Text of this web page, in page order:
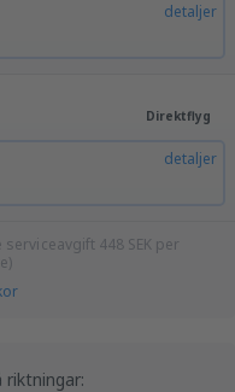
detaljer
Direktflyg
detaljer
serviceavgift 448 SEK per
riktningar: